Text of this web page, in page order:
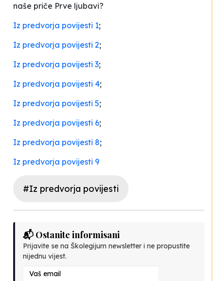
naše priče Prve ljubavi?
Iz predvorja povijesti 1;
Iz predvorja povijesti 2;
Iz predvorja povijesti 3;
Iz predvorja povijesti 4;
Iz predvorja povijesti 5;
Iz predvorja povijesti 6;
Iz predvorja povijesti 8;
Iz predvorja povijesti 9
#Iz predvorja povijesti
📬 Ostanite informisani
Prijavite se na Školegijum newsletter i ne propustite
nijednu vijest.